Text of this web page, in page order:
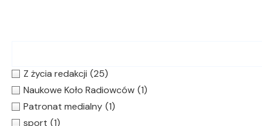
Z życia redakcji (25)
Naukowe Koło Radiowców (1)
Patronat medialny (1)
sport (1)